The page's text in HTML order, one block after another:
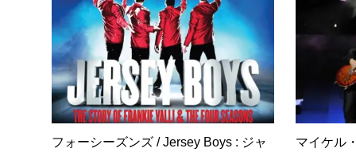
フォーシーズンズ / Jersey Boys : ジャ
マイケル